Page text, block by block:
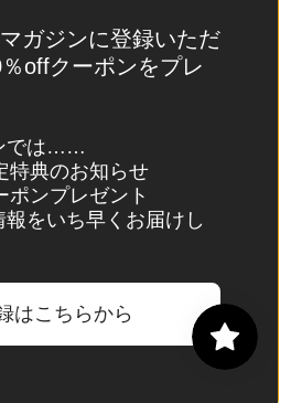
ガジンに登録いただ
offクーポンをプレ
では……
特典のお知らせ
ンプレゼント
をいち早くお届けし
はこちらから